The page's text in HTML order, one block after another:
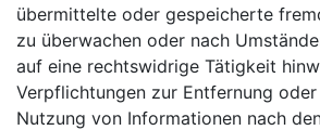
übermittelte oder gespeicherte
zu überwachen oder nach
auf eine rechtswidrige Tätigkeit
Verpflichtungen zur Entfernung
Nutzung von Informationen nach